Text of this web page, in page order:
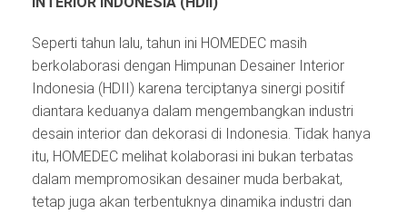
Seperti tahun lalu, tahun ini HOMEDEC masih
berkolaborasi dengan Himpunan Desainer Interior
Indonesia (HDII) karena terciptanya sinergi positif
diantara keduanya dalam mengembangkan industri
desain interior dan dekorasi di Indonesia. Tidak hanya
itu, HOMEDEC melihat kolaborasi ini bukan terbatas
dalam mempromosikan desainer muda berbakat,
tetap juga akan terbentuknya dinamika industri dan